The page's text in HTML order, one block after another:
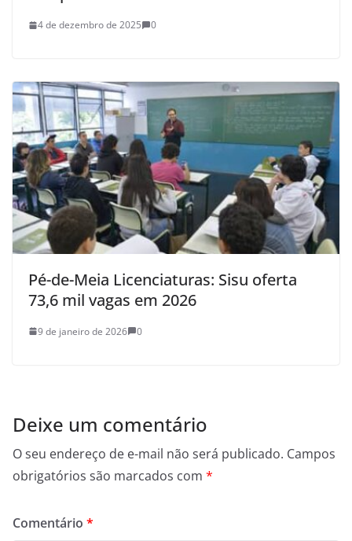
4 de dezembro de 2025 0
Pé-de-Meia Licenciaturas: Sisu oferta
73,6 mil vagas em 2026
9 de janeiro de 2026 0
Deixe um comentário
O seu endereço de e-mail não será publicado. Campos
obrigatórios são marcados com *
Comentário *